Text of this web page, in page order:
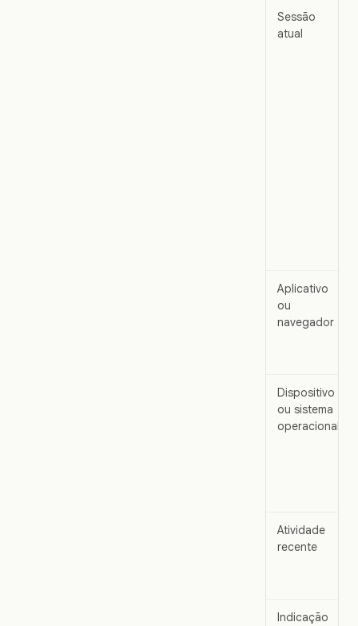
Sessão
atual
Aplicativo
ou
navegador
Dispositivo
ou sistema
operacional
Atividade
recente
Indicação